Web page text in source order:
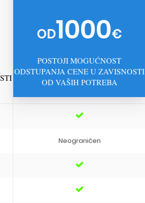
OD1000€
POSTOJI MOGUĆNOST
ODSTUPANJA CENE U ZAVISNOSTI
OD VAŠIH POTREBA
Neograničen